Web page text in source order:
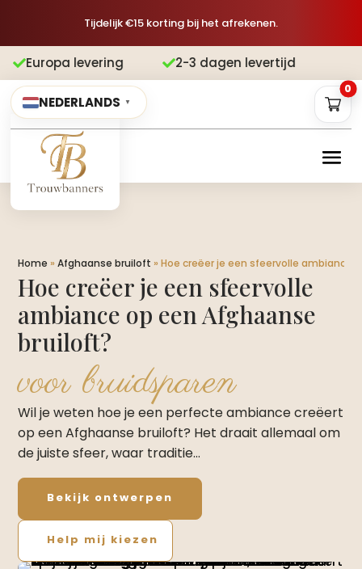
Tijdelijk €15 korting bij het afrekenen.
2-3 dagen levertijd
NEDERLANDS ▼
0
Home »Afghaanse bruiloft »Hoe creëer je een sfeervolle ambiance
Hoe creëer je een sfeervolle
ambiance op een Afghaanse
bruiloft?
voor bruidsparen
Wil je weten hoe je een perfecte ambiance creëert
op een Afghaanse bruiloft? Het draait allemaal om
de juiste sfeer, waar traditie…
Bekijk ontwerpen
Help mij kiezen